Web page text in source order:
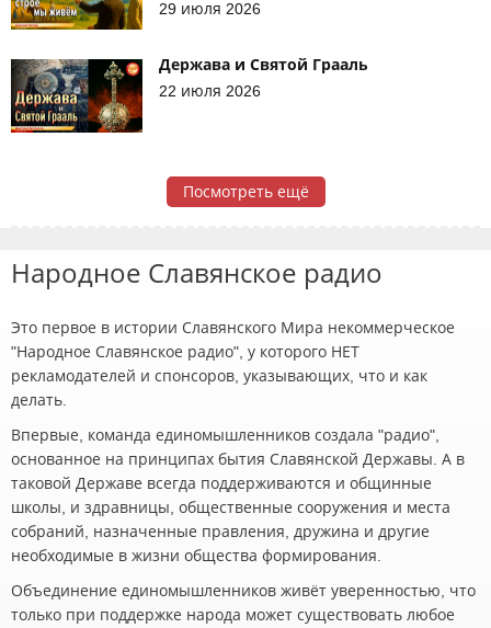
29 июля 2026
Держава и Святой Грааль
22 июля 2026
Посмотреть ещё
Народное Славянское радио
Это первое в истории Славянского Мира некоммерческое
"Народное Славянское радио", у которого НЕТ
рекламодателей и спонсоров, указывающих, что и как
делать.
Впервые, команда единомышленников создала "радио",
основанное на принципах бытия Славянской Державы. А в
таковой Державе всегда поддерживаются и общинные
школы, и здравницы, общественные сооружения и места
собраний, назначенные правления, дружина и другие
необходимые в жизни общества формирования.
Объединение единомышленников живёт уверенностью, что
только при поддержке народа может существовать любое